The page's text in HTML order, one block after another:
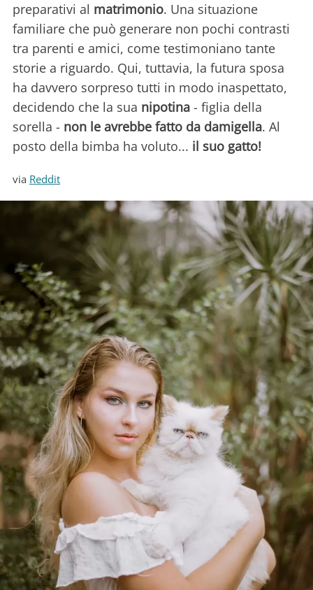
preparativi al matrimonio. Una situazione
familiare che può generare non pochi contrasti
tra parenti e amici, come testimoniano tante
storie a riguardo. Qui, tuttavia, la futura sposa
ha davvero sorpreso tutti in modo inaspettato,
decidendo che la sua nipotina - figlia della
sorella - non le avrebbe fatto da damigella. Al
posto della bimba ha voluto... il suo gatto!
via Reddit